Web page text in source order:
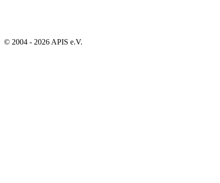
© 2004 - 2026 APIS e.V.